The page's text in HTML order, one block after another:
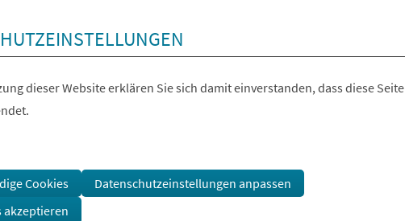
dieser Website erklären Sie sich damit einverstanden, dass diese Seite
Cookies
Datenschutzeinstellungen anpassen
akzeptieren